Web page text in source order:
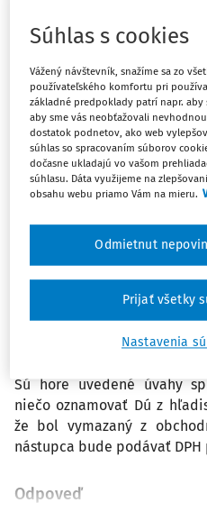
zlúčenia spoločností
kvartál 2020 normálne, ako
zaniknutej spoločnosti A je
spoločnosť daňové
(prebiehajúce) zdaňovacie
spoločnosť C sa stala
platiteľom DPH. Takže za
mesačné DPH priznanie,
2020. Tiež
spoločnosť C uviesť vo
kvartál 2020. Takže
registrovať na elektronickú
pod svojimi
Sú hore uvedené úvahy
niečo oznamovať Dú z
že bol vymazaný z
nástupca bude podávať
Odpoveď
Súhlas s cookies
Vážený návštevník, snažíme sa zo
používateľského komfortu pri
základné predpoklady patrí napr.
aby sme vás neobťažovali
dostatok podnetov, ako web
súhlas so spracovaním súborov
dočasne ukladajú vo vašom
súhlasu. Dáta využijeme na
obsahu webu priamo Vám na mieru.
Nastavenia
Odmietnut
Prijať všetky